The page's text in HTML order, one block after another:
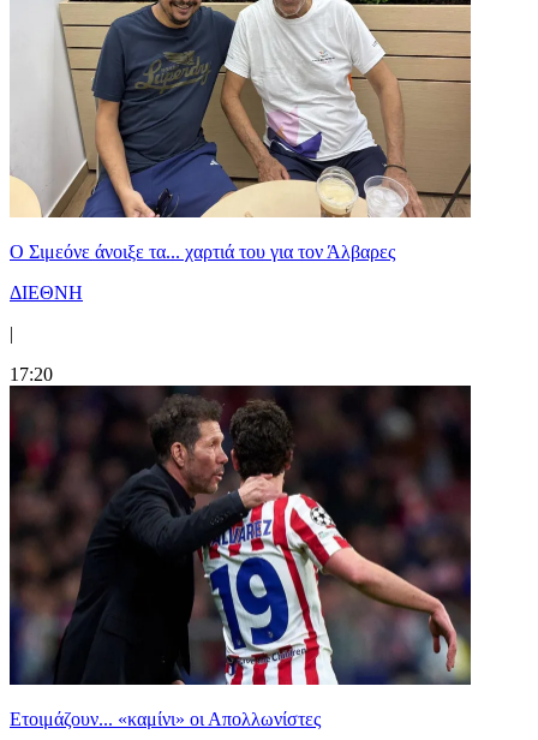
Ο Σιμεόνε άνοιξε τα... χαρτιά του για τον Άλβαρες
ΔΙΕΘΝΗ
|
17:20
Ετοιμάζουν... «καμίνι» οι Απολλωνίστες